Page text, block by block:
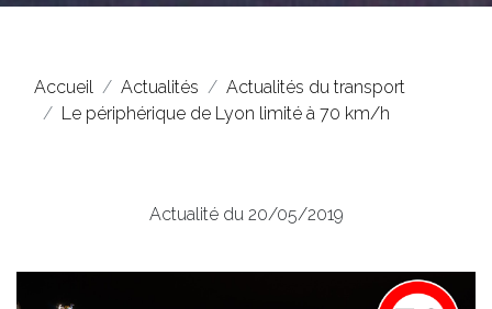
Accueil Actualités
Actualités du transport
Le périphérique de Lyon limité à 70 km/h
Actualité du 20/05/2019